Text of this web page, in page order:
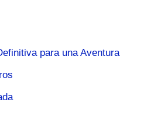
para una Aventura